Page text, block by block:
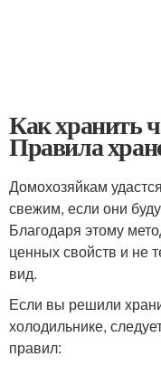
Как хранить
Правила
Домохозяйкам
свежим, если они
Благодаря этому
ценных свойств и не
вид.
Если вы решили
холодильнике,
правил: